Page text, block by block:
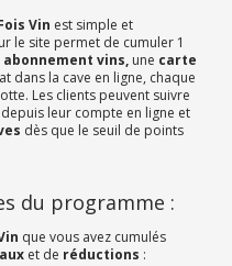
Vin est simple et
le site permet de cumuler 1
abonnement vins, une carte
dans la cave en ligne, chaque
Les clients peuvent suivre
leur compte en ligne et
dès que le seuil de points
du programme :
que vous avez cumulés
et de réductions :